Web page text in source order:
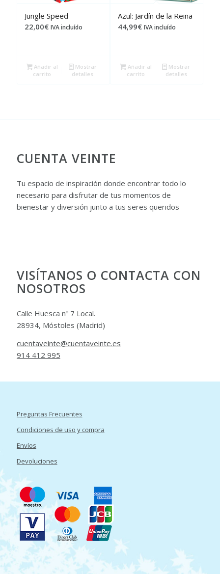
Jungle Speed
22,00€ IVA incluído
Añadir al
carrito
Mostrar
detalles
Azul: Jardín de la Reina
44,99€ IVA incluído
Añadir al
carrito
Mostrar
detalles
CUENTA VEINTE
Tu espacio de inspiración donde encontrar todo lo
necesario para disfrutar de tus momentos de
bienestar y diversión junto a tus seres queridos
VISÍTANOS O CONTACTA CON
NOSOTROS
Calle Huesca nº 7 Local.
28934, Móstoles (Madrid)
cuentaveinte@cuentaveinte.es
914 412 995
Preguntas Frecuentes
Condiciones de uso y compra
Envíos
Devoluciones